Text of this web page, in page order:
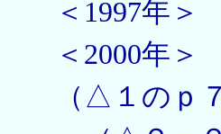
年
2000年＞
ｐ７２